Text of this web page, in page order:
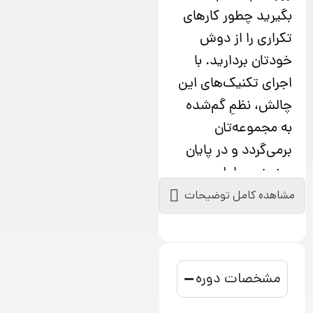
بگیرید چطور کارهای
تکراری را از دوش
خودتان بردارید. با
اجرای تکنیک‌های این
چالش، نظمِ گم‌شده
به مجموعه‌تان
برمی‌گردد و در پایان
روز پنجم، اولین
ساعاتِ آزادِ خود را
تجربه خواهید کرد؛
استراتژی‌های بزرگ،
توسعه کسب‌وکار، یا
مشاهده کامل توضیحات
مشخصات دوره